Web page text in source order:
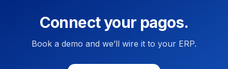
Connect your pagos.
Book a demo and we’ll wire it to your ERP.